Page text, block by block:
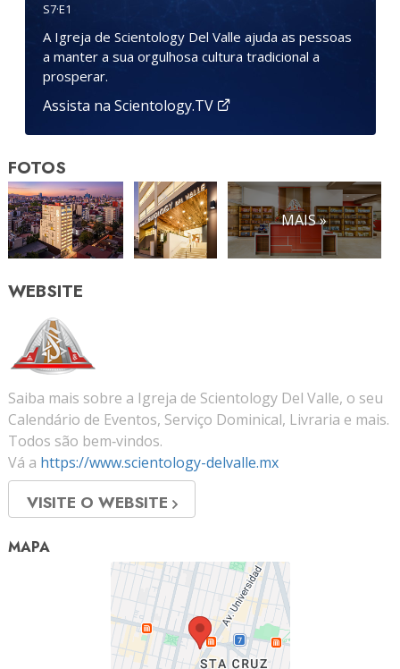
S7·E1
A Igreja de Scientology Del Valle ajuda as pessoas
a manter a sua orgulhosa cultura tradicional a
prosperar.
Assista na Scientology.TV
FOTOS
MAIS »
WEBSITE
Saiba mais sobre a Igreja de Scientology Del Valle, o seu
Calendário de Eventos, Serviço Dominical, Livraria e mais.
Todos são bem‑vindos.
Vá a https://www.scientology-delvalle.mx
VISITE O WEBSITE
MAPA